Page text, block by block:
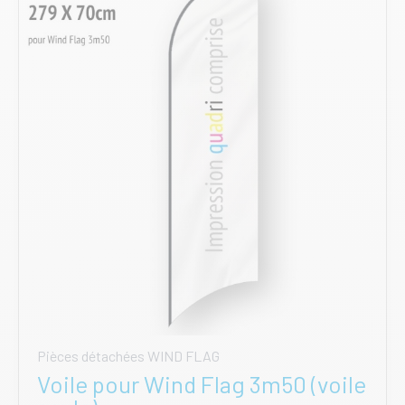
peuvent
être
choisies
sur
la
page
du
produit
Pièces détachées WIND FLAG
Voile pour Wind Flag 3m50 (voile